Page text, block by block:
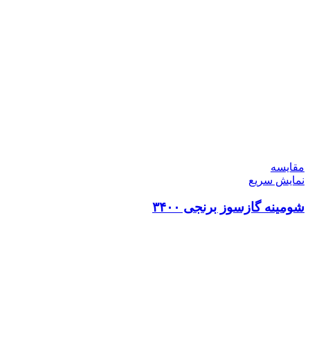
مقايسه
نمایش سریع
شومینه گازسوز برنجی ۳۴۰۰